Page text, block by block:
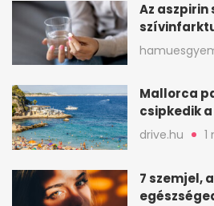
Az
mindenkinek
Mallorca
csipkedik
halak a
drive.hu 1
7 szemjel,